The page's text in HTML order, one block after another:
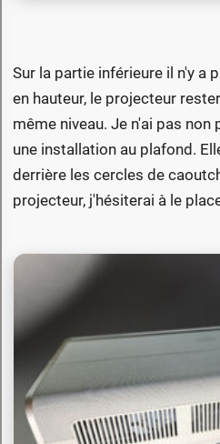
Sur la partie inférieure il n'y a
en hauteur, le projecteur
même niveau. Je n'ai pas
une installation au plafond.
derrière les cercles de
projecteur, j'hésiterai à le